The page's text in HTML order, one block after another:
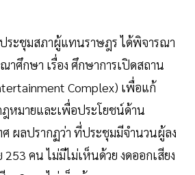
ระชุมสภาผู้แทนราษฎร ได้พิจารณา
าศึกษา เรื่อง ศึกษาการเปิดสถาน
Complex) เพื่อแก้
มายและเพื่อประโยชน์ด้าน
ผลปรากฏว่า ที่ประชุมมีจำนวนผู้ลง
คน ไม่มีไม่เห็นด้วย งดออกเสียง